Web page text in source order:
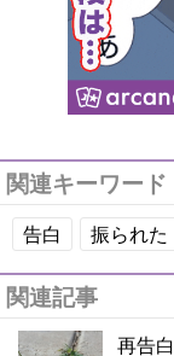
関連キーワード
告白 振られた
関連記事
再告